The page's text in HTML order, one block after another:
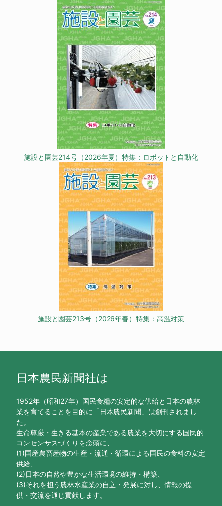
施設と園芸214号（2026年夏）特集：ロボットと自動化
施設と園芸213号（2026年春）特集：高温対策
日本農民新聞社は
1952年（昭和27年）国民食糧の安定的な供給と日本の農林
業を育てることを目的に「日本農民新聞」は創刊されまし
た。
生命尊厳・生きる基本の産業である農業を大切にする国民的
コンセンサスづくりを念頭に、
(1)国産農畜産物の生産・流通・循環による国民の食料の安定
供給、
(2)日本の自然や豊かな生活環境の維持・構築、
(3)それを担う農林水産業の自立・発展に対し、情報の提
供・交流を通じ貢献します。